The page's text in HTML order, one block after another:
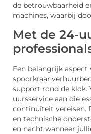
de betrouwbaarheid
machines, waarbij
Met de 24-
Een belangrijk
support rond de klok.
uursservice aan die
continuïteit vereisen.
en technische
en nacht wanneer